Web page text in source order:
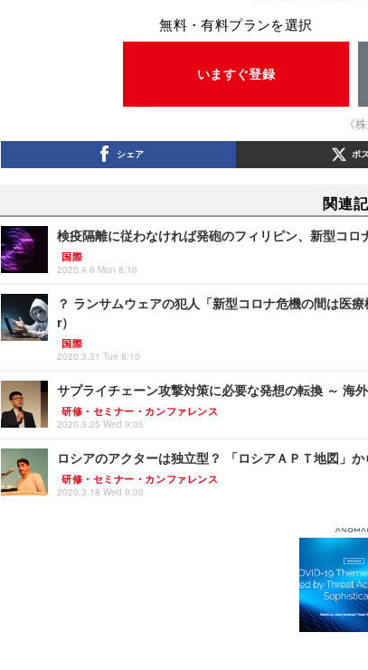
無料・有料プランを選択
いますぐ登録
《
シェア ポ
関連
検疫隔離に従わなければ発砲のフィリピン、新型コ
国際
2020.4.6 Mon 8:10
？ ランサムウェアの犯人「新型コロナ危機の間は医
r）
国際
2020.3.31 Tue 8:10
サプライチェーン攻撃対策に必要な発想の転換 ～ 海
研修・セミナー・カンファレンス
2020.3.25 Wed 9:05
ロシアのアクターは独立型？ 「ロシアＡＰＴ地図」
研修・セミナー・カンファレンス
2020.3.18 Wed 9:00